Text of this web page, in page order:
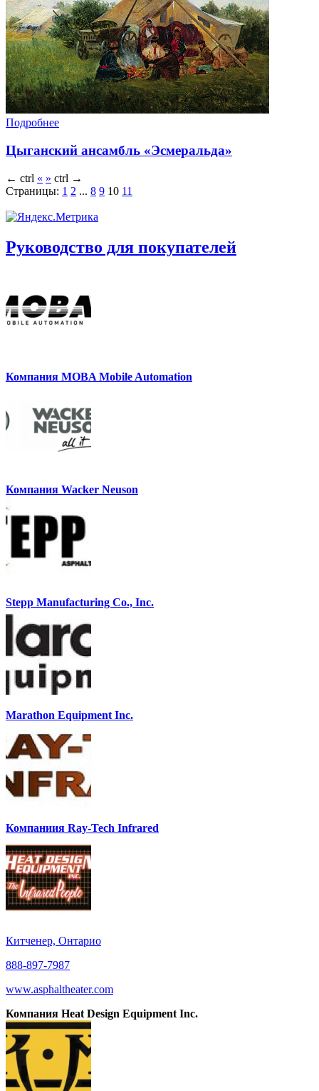
Подробнее
Цыганский ансамбль «Эсмеральда»
← ctrl « » ctrl →
Страницы: 1 2 ... 8 9 10 11
Руководство для покупателей
Компания MOBA Mobile Automation
Компания Wacker Neuson
Stepp Manufacturing Co., Inc.
Marathon Equipment Inc.
Компаниия Ray-Tech Infrared
Китченер, Онтарио
888-897-7987
www.asphaltheater.com
Компания Heat Design Equipment Inc.